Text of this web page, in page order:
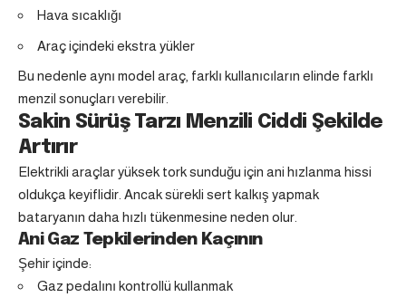
Hava sıcaklığı
Araç içindeki ekstra yükler
Bu nedenle aynı model araç, farklı kullanıcıların elinde farklı
menzil sonuçları verebilir.
Sakin Sürüş Tarzı Menzili Ciddi Şekilde
Artırır
Elektrikli araçlar yüksek tork sunduğu için ani hızlanma hissi
oldukça keyiflidir. Ancak sürekli sert kalkış yapmak
bataryanın daha hızlı tükenmesine neden olur.
Ani Gaz Tepkilerinden Kaçının
Şehir içinde:
Gaz pedalını kontrollü kullanmak